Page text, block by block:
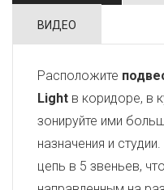
ВИДЕО
Расположите
Light в коридоре, в
зонируйте ими
назначения и
цепь в 5 звеньев,